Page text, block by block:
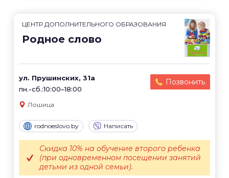
ЦЕНТР ДОПОЛНИТЕЛЬНОГО ОБРАЗОВАНИЯ
Родное слово
ул. Прушинских, 31а
пн.-сб.:10:00–18:00
Позвонить
Лошица
rodnoeslovo.by Написать
Скидка 10% на обучение второго ребенка
(при одновременном посещении занятий
детьми из одной семьи).